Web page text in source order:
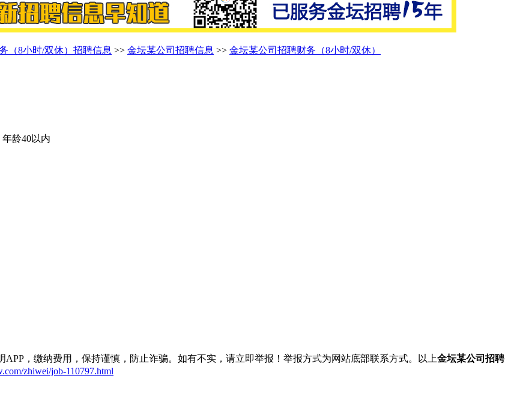
（8小时/双休）招聘信息 >> 金坛某公司招聘信息 >> 金坛某公司招聘财务（8小时/双休）
龄40以内
APP，缴纳费用，保持谨慎，防止诈骗。如有不实，请立即举报！举报方式为网站底部联系方式。以上金坛某公司招聘
zhiwei/job-110797.html